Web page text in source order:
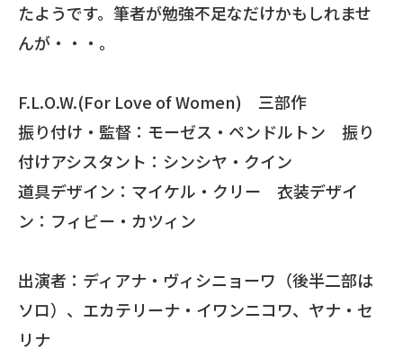
たようです。筆者が勉強不足なだけかもしれませ
んが・・・。
F.L.O.W.(For Love of Women) 三部作
振り付け・監督：モーゼス・ペンドルトン 振り
付けアシスタント：シンシヤ・クイン
道具デザイン：マイケル・クリー 衣装デザイ
ン：フィビー・カツィン
出演者：ディアナ・ヴィシニョーワ（後半二部は
ソロ）、エカテリーナ・イワンニコワ、ヤナ・セ
リナ